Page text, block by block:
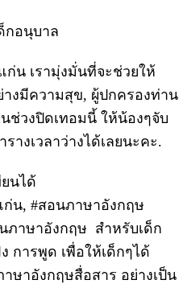
กอนุบาล
น เรามุ่งมั่นที่จะช่วยให้
างมีความสุข, ผู้ปกครองท่าน
ช่วงปิดเทอมนี้ ให้น้องๆจับ
างเวลาว่างได้เลยนะคะ.
นได้
น, #สอนภาษาอังกฤษ
นภาษาอังกฤษ สำหรับเด็ก
การพูด เพื่อให้เด็กๆได้
ษาอังกฤษสื่อสาร อย่างเป็น